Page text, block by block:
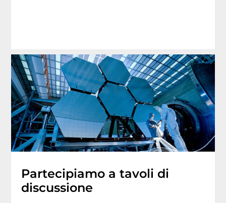
Partecipiamo a tavoli di
discussione